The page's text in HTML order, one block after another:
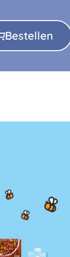
Bestellen